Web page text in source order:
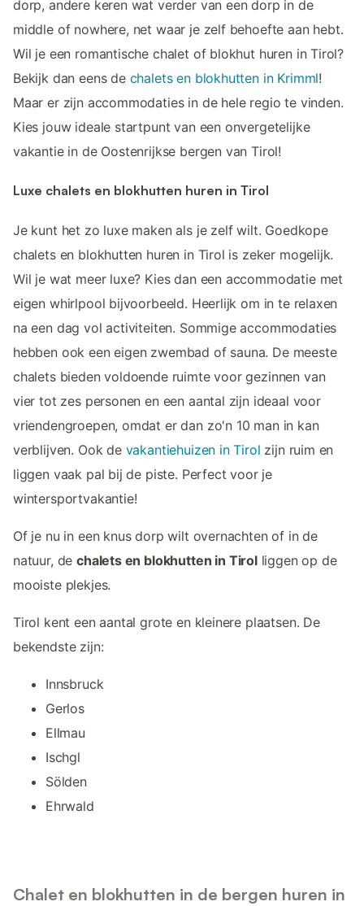
dorp, andere keren wat verder van een dorp in de
middle of nowhere, net waar je zelf behoefte aan hebt.
Wil je een romantische chalet of blokhut huren in Tirol?
Bekijk dan eens de chalets en blokhutten in Krimml!
Maar er zijn accommodaties in de hele regio te vinden.
Kies jouw ideale startpunt van een onvergetelijke
vakantie in de Oostenrijkse bergen van Tirol!
Luxe chalets en blokhutten huren in Tirol
Je kunt het zo luxe maken als je zelf wilt. Goedkope
chalets en blokhutten huren in Tirol is zeker mogelijk.
Wil je wat meer luxe? Kies dan een accommodatie met
eigen whirlpool bijvoorbeeld. Heerlijk om in te relaxen
na een dag vol activiteiten. Sommige accommodaties
hebben ook een eigen zwembad of sauna. De meeste
chalets bieden voldoende ruimte voor gezinnen van
vier tot zes personen en een aantal zijn ideaal voor
vriendengroepen, omdat er dan zo'n 10 man in kan
verblijven. Ook de vakantiehuizen in Tirol zijn ruim en
liggen vaak pal bij de piste. Perfect voor je
wintersportvakantie!
Of je nu in een knus dorp wilt overnachten of in de
natuur, dechalets en blokhutten in Tirolliggen op de
mooiste plekjes.
Tirol kent een aantal grote en kleinere plaatsen. De
bekendste zijn:
Innsbruck
Gerlos
Ellmau
Ischgl
Sölden
Ehrwald
Chalet en blokhutten in de bergen huren in